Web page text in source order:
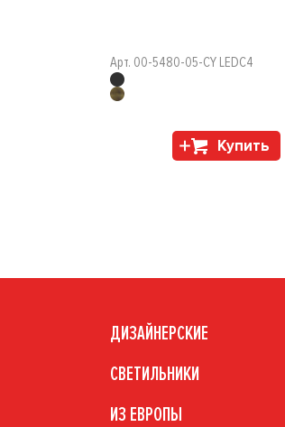
Арт. 00-5480-05-CY LEDC4
Купить
ДИЗАЙНЕРСКИЕ
СВЕТИЛЬНИКИ
ИЗ ЕВРОПЫ